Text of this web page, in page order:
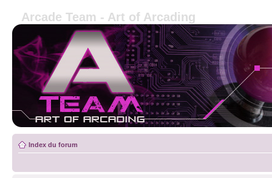
Arcade Team - Art of Arcading
Index du forum